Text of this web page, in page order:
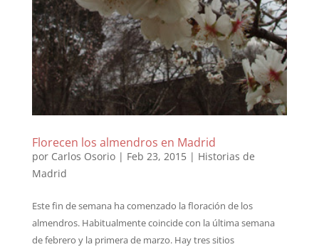
Florecen los almendros en Madrid
por Carlos Osorio| Feb 23, 2015| Historias de
Madrid
Este fin de semana ha comenzado la floración de los
almendros. Habitualmente coincide con la última semana
de febrero y la primera de marzo. Hay tres sitios